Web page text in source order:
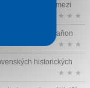
v Levoči patří mezi
★ ★ ★
a nejdelší kaňon
★ ★ ★
historických
★ ★ ★